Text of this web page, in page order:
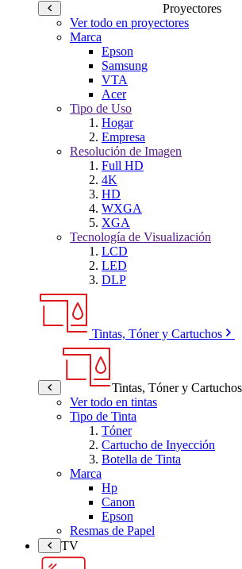
Proyectores
Ver todo en proyectores
Marca
Epson
Samsung
VTA
Acer
Tipo de Uso
Hogar
Empresa
Resolución de Imagen
Full HD
4K
HD
WXGA
XGA
Tecnología de Visualización
LCD
LED
DLP
Tintas, Tóner y Cartuchos
Tintas, Tóner y Cartuchos
Ver todo en tintas
Tipo de Tinta
Tóner
Cartucho de Inyección
Botella de Tinta
Marca
Hp
Canon
Epson
Resmas de Papel
TV